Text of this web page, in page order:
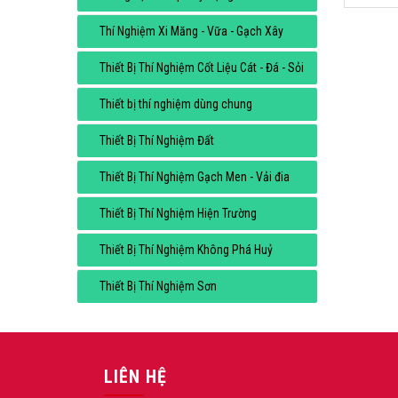
Thí Nghiệm Xi Măng - Vữa - Gạch Xây
Thiết Bị Thí Nghiệm Cốt Liệu Cát - Đá - Sỏi
Thiết bị thí nghiệm dùng chung
Thiết Bị Thí Nghiệm Đất
Thiết Bị Thí Nghiệm Gạch Men - Vải đia
Thiết Bị Thí Nghiệm Hiện Trường
Thiết Bị Thí Nghiệm Không Phá Huỷ
Thiết Bị Thí Nghiệm Sơn
LIÊN HỆ